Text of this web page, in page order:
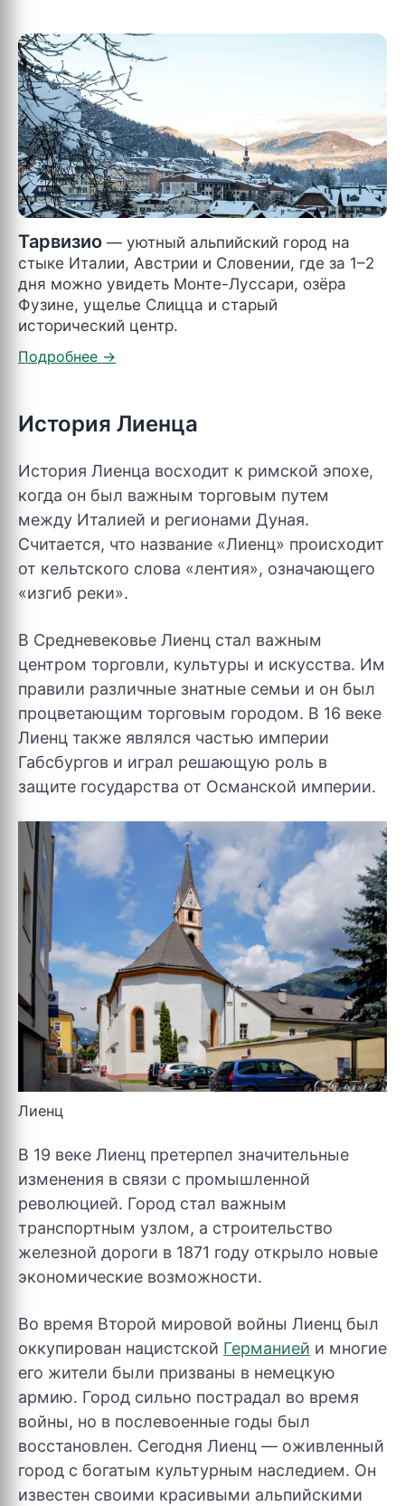
Тарвизио — уютный альпийский город на
стыке Италии, Австрии и Словении, где за 1–2
дня можно увидеть Монте-Луссари, озёра
Фузине, ущелье Слицца и старый
исторический центр.
История Лиенца
История Лиенца восходит к римской эпохе,
когда он был важным торговым путем
между Италией и регионами Дуная.
Считается, что название «Лиенц» происходит
от кельтского слова «лентия», означающего
«изгиб реки».
В Средневековье Лиенц стал важным
центром торговли, культуры и искусства. Им
правили различные знатные семьи и он был
процветающим торговым городом. В 16 веке
Лиенц также являлся частью империи
Габсбургов и играл решающую роль в
защите государства от Османской империи.
Лиенц
В 19 веке Лиенц претерпел значительные
изменения в связи с промышленной
революцией. Город стал важным
транспортным узлом, а строительство
железной дороги в 1871 году открыло новые
экономические возможности.
Во время Второй мировой войны Лиенц был
оккупирован нацистской Германией и многие
его жители были призваны в немецкую
армию. Город сильно пострадал во время
войны, но в послевоенные годы был
восстановлен. Сегодня Лиенц — оживленный
город с богатым культурным наследием. Он
известен своими красивыми альпийскими